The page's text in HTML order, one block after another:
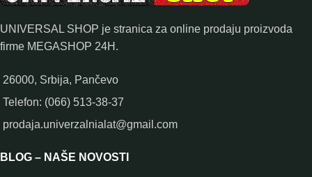
UNIVERSAL SHOP je stranica za online prodaju proizvoda
firme MEGASHOP 24H.
26000, Srbija, Pančevo
Telefon: (066) 513-38-37
prodaja.univerzalnialat@gmail.com
BLOG – NAŠE NOVOSTI